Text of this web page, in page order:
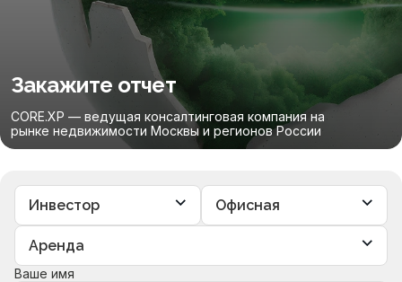
Закажите отчет
CORE.XP — ведущая консалтинговая компания на
рынке недвижимости Москвы и регионов России
Ваше имя